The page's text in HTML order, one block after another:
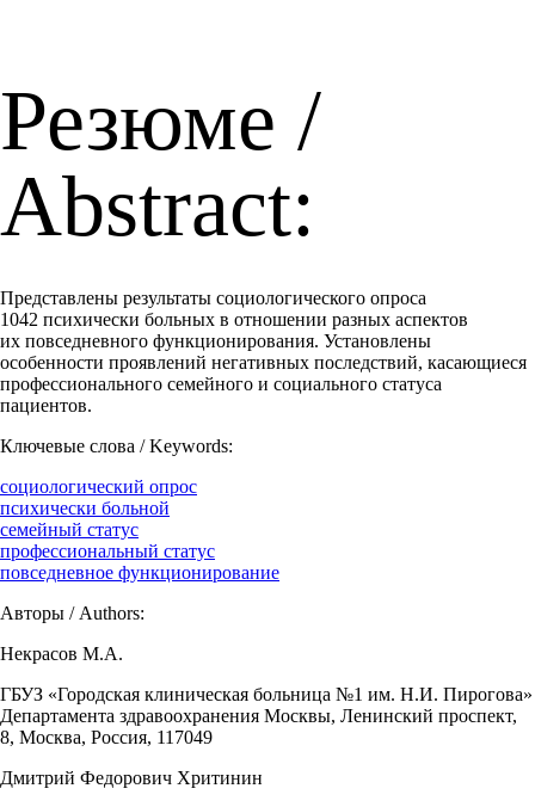
Резюме /
Abstract:
Представлены результаты социологического опроса
1042 психически больных в отношении разных аспектов
их повседневного функционирования. Установлены
особенности проявлений негативных последствий, касающиеся
профессионального семейного и социального статуса
пациентов.
Ключевые слова / Keywords:
социологический опрос
психически больной
семейный статус
профессиональный статус
повседневное функционирование
Авторы / Authors:
Некрасов М.А.
ГБУЗ «Городская клиническая больница №1 им. Н.И. Пирогова»
Департамента здравоохранения Москвы, Ленинский проспект,
8, Москва, Россия, 117049
Дмитрий Федорович Хритинин